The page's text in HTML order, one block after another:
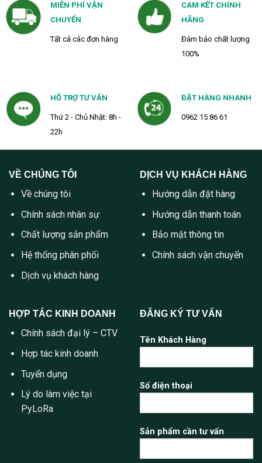
MIỄN PHÍ VẬN
CHUYỂN
Tất cả các đơn hàng
CAM KẾT CHÍNH
HÃNG
Đảm bảo chất lượng
100%
HỖ TRỢ TƯ VẤN
Thứ 2 - Chủ Nhật: 8h -
22h
ĐẶT HÀNG NHANH
0962 15 86 61
VỀ CHÚNG TÔI
Về chúng tôi
Chính sách nhân sự
Chất lượng sản phẩm
Hệ thống phân phối
Dịch vụ khách hàng
DỊCH VỤ KHÁCH HÀNG
Hướng dẫn đặt hàng
Hướng dẫn thanh toán
Bảo mật thông tin
Chính sách vận chuyển
HỢP TÁC KINH DOANH
Chính sách đại lý – CTV
Hợp tác kinh doanh
Tuyển dụng
Lý do làm việc tại
PyLoRa
ĐĂNG KÝ TƯ VẤN
Tên Khách Hàng
Số điện thoại
Sản phẩm cần tư vấn